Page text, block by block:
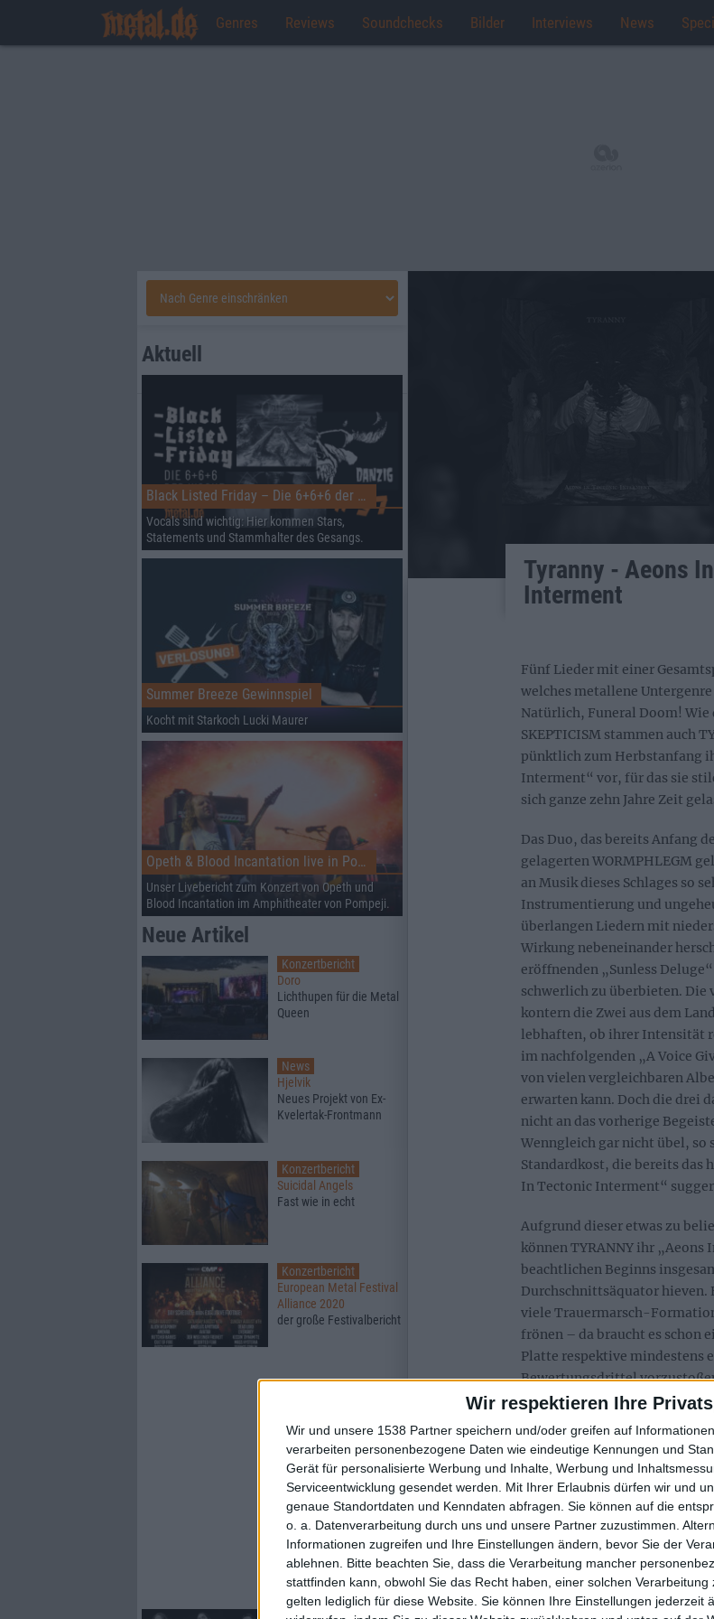
Wir respektieren Ihre
Wir und unsere 1538 Partner speichern und/oder greifen auf
verarbeiten personenbezogene Daten wie eindeutige Kennungen und
Gerät für personalisierte Werbung und Inhalte, Werbung und
Serviceentwicklung gesendet werden.
Mit Ihrer Erlaubnis dürfen wir und
genaue Standortdaten und Kenndaten abfragen. Sie können auf die
o. a. Datenverarbeitung durch uns und unsere Partner zuzustimmen.
Informationen zugreifen und Ihre Einstellungen ändern, bevor Sie der
ablehnen.
Bitte beachten Sie, dass die Verarbeitung mancher
stattfinden kann, obwohl Sie das Recht haben, einer solchen
gelten lediglich für diese Website. Sie können Ihre Einstellungen jederzeit
Genres Reviews Soundchecks Bilder Interviews News
Tyranny - Aeons
Interment
Fünf Lieder mit einer
welches metallene
Natürlich, Funeral Doom! Wie
SKEPTICISM stammen auch
pünktlich zum Herbstanfang
Interment“ vor, für das sie
sich ganze zehn Jahre Zeit
Das Duo, das bereits Anfang
gelagerten WORMPHLEGM
an Musik dieses Schlages so
Instrumentierung und
überlangen Liedern mit
Wirkung nebeneinander
eröffnenden „Sunless
schwerlich zu überbieten. Die
kontern die Zwei aus dem
lebhaften, ob ihrer Intensität
im nachfolgenden „A Voice
von vielen vergleichbaren
erwarten kann. Doch die drei
nicht an das vorherige
Wenngleich gar nicht übel, so
Standardkost, die bereits das
In Tectonic Interment“
Aufgrund dieser etwas zu
können TYRANNY ihr
beachtlichen Beginns
Durchschnittsäquator hieven.
viele Trauermarsch-
frönen – da braucht es schon
Platte respektive mindestens
Bewertungsdrittel
erfüllenden Suhlen
liegen.
Christoph
Aktuell
Black Listed Friday – Die 6+6+6 der Woche
Vocals sind wichtig: Hier kommen Stars,
Statements und Stammhalter des Gesangs.
Summer Breeze Gewinnspiel
Kocht mit Starkoch Lucki Maurer
Opeth & Blood Incantation live in Pompeji
Unser Livebericht zum Konzert von Opeth und
Blood Incantation im Amphitheater von Pompeji.
Neue Artikel
Konzertbericht
Doro
Lichthupen für die Metal
Queen
News
Hjelvik
Neues Projekt von Ex-
Kvelertak-Frontmann
Konzertbericht
Suicidal Angels
Fast wie in echt
Konzertbericht
European Metal Festival
Alliance 2020
der große Festivalbericht